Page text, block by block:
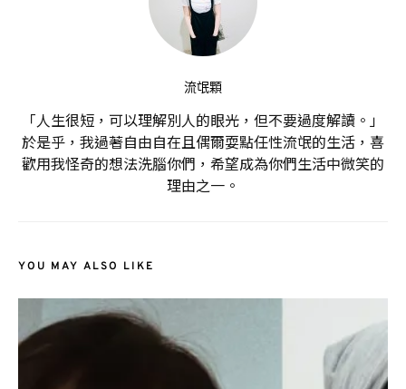
流氓顆
「人生很短，可以理解別人的眼光，但不要過度解讀。」
於是乎，我過著自由自在且偶爾耍點任性流氓的生活，喜
歡用我怪奇的想法洗腦你們，希望成為你們生活中微笑的
理由之一。
YOU MAY ALSO LIKE